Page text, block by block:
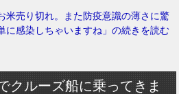
米売り切れ。また防疫意識の薄さに驚
に感染しちゃいますね」の続きを読む
クルーズ船に乗ってきま